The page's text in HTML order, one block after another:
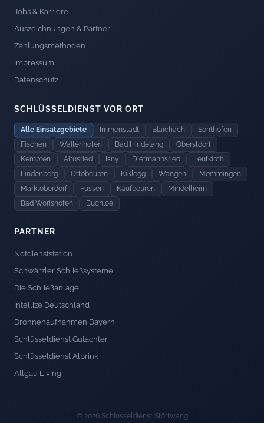
Jobs & Karriere
Auszeichnungen & Partner
Zahlungsmethoden
Impressum
Datenschutz
SCHLÜSSELDIENST VOR ORT
Alle Einsatzgebiete Immenstadt Blaichach
Sonthofen
Fischen
Waltenhofen Bad Hindelang
Oberstdorf
Kempten
Altusried Isny Dietmannsried
Leutkirch
Lindenberg
Ottobeuren Kißlegg Wangen
Memmingen
Marktoberdorf
Füssen Kaufbeuren
Mindelheim
Bad Wörishofen
Buchloe
PARTNER
Notdienststation
Schwärzler Schließsysteme
Die Schließanlage
Intellize Deutschland
Drohnenaufnahmen Bayern
Schlüsseldienst Gutachter
Schlüsseldienst Albrink
Allgäu Living
© 2026 Schlüsseldienst Stöttwang